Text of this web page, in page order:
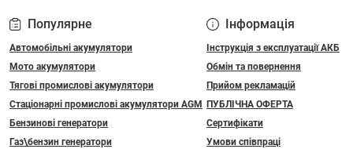
Популярне
Автомобільні акумулятори
Мото акумулятори
Тягові промислові акумулятори
Стаціонарні промислові акумулятори АGM
Бензинові генератори
Газ\бензин генератори
Інформація
Інструкція з експлуатації АКБ
Обмін та повернення
Прийом рекламацій
ПУБЛІЧНА ОФЕРТА
Сертифікати
Умови співпраці